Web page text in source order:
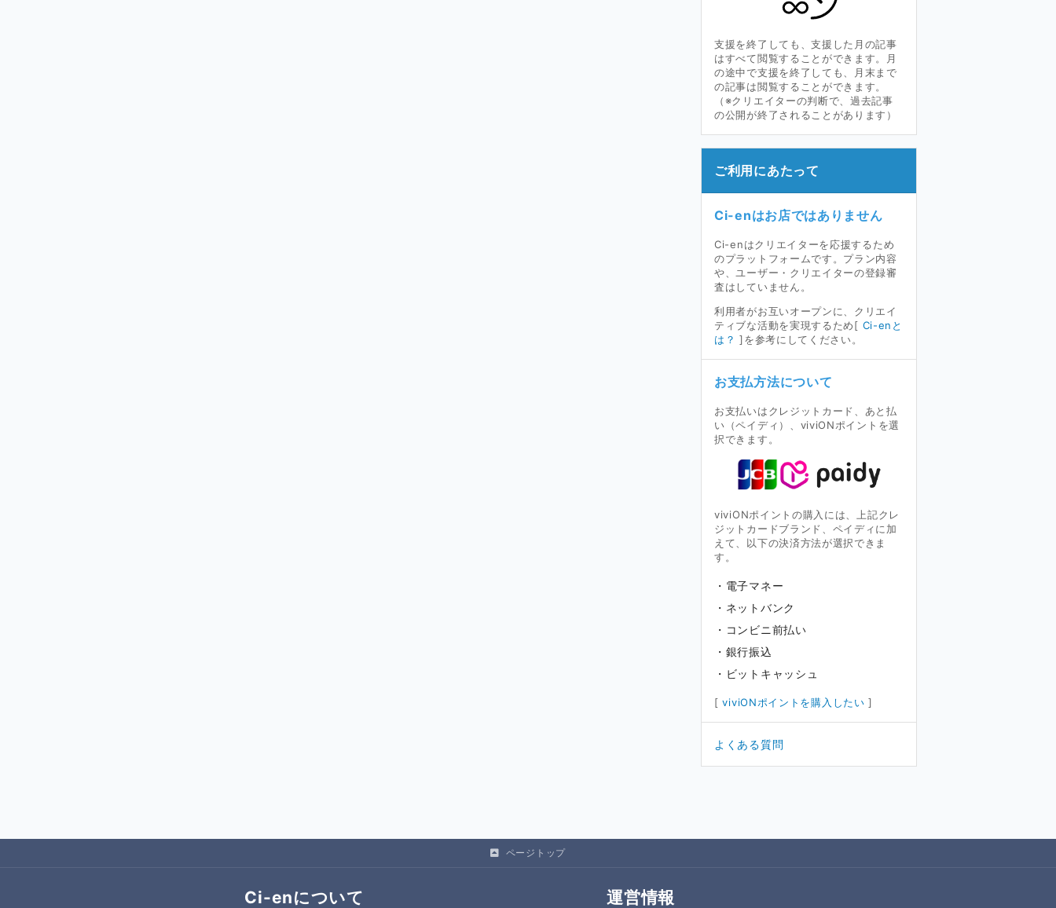
支援を終了しても、支援した月の記事
はすべて閲覧することができます。月
の途中で支援を終了しても、月末まで
の記事は閲覧することができます。
（※クリエイターの判断で、過去記事
の公開が終了されることがあります）
ご利用にあたって
Ci-enはお店ではありません
Ci-enはクリエイターを応援するため
のプラットフォームです。プラン内容
や、ユーザー・クリエイターの登録審
査はしていません。
利用者がお互いオープンに、クリエイ
ティブな活動を実現するため[ Ci-enと
は？ ]を参考にしてください。
お支払方法について
お支払いはクレジットカード、あと払
い（ペイディ）、viviONポイントを選
択できます。
viviONポイントの購入には、上記クレ
ジットカードブランド、ペイディに加
えて、以下の決済方法が選択できま
す。
電子マネー
ネットバンク
コンビニ前払い
銀行振込
ビットキャッシュ
[viviONポイントを購入したい ]
よくある質問
ページトップ
Ci-enについて 運営情報